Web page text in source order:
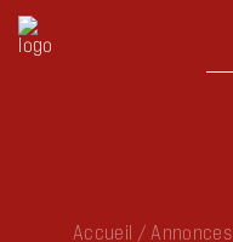
Accueil /Annonces